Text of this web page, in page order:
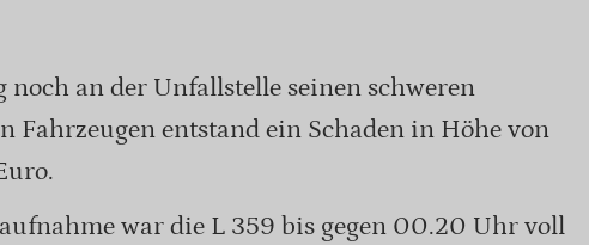
noch an der Unfallstelle seinen schweren
Fahrzeugen entstand ein Schaden in Höhe von
war die L 359 bis gegen 00.20 Uhr voll